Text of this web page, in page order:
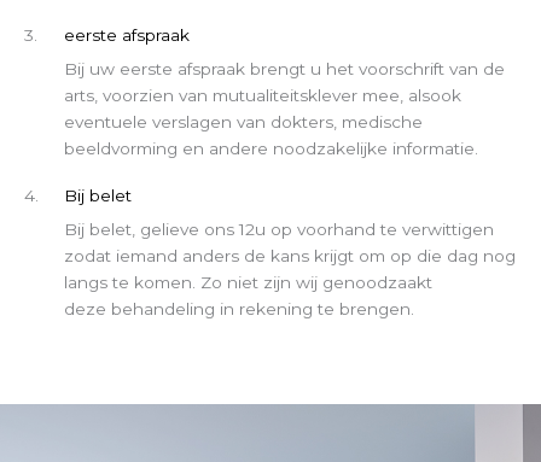
3.
eerste afspraak
Bij uw eerste afspraak brengt u het voorschrift van de
arts, voorzien van mutualiteitsklever mee, alsook
eventuele verslagen van dokters, medische
beeldvorming en andere noodzakelijke informatie.
4.
Bij belet
Bij belet, gelieve ons 12u op voorhand te verwittigen
zodat iemand anders de kans krijgt om op die dag nog
langs te komen. Zo niet zijn wij genoodzaakt
deze behandeling in rekening te brengen.